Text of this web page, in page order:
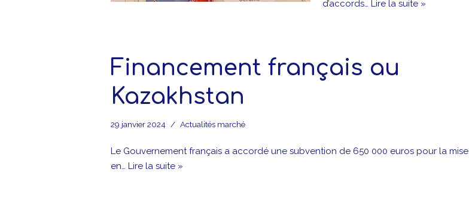
d’accords…Lire la suite »
Financement français au
Kazakhstan
29 janvier 2024 Actualités marché
Le Gouvernement français a accordé une subvention de 650 000 euros pour la mise
en…Lire la suite »